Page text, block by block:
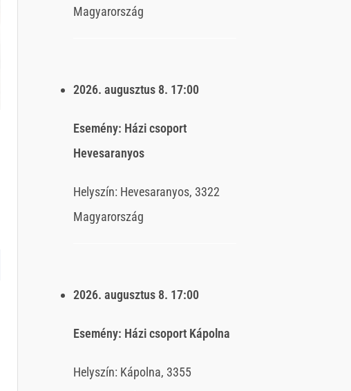
Magyarország
2026. augusztus 8. 17:00
Esemény: Házi csoport
Hevesaranyos
Helyszín: Hevesaranyos, 3322
Magyarország
2026. augusztus 8. 17:00
Esemény: Házi csoport Kápolna
Helyszín: Kápolna, 3355